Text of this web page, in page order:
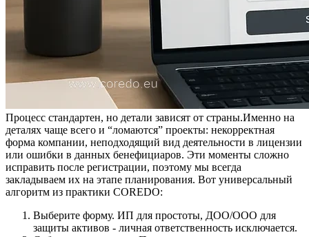
Процесс стандартен, но детали зависят от страны.Именно на
деталях чаще всего и “ломаются” проекты: некорректная
форма компании, неподходящий вид деятельности в лицензии
или ошибки в данных бенефициаров. Эти моменты сложно
исправить после регистрации, поэтому мы всегда
закладываем их на этапе планирования. Вот универсальный
алгоритм из практики COREDO:
Выберите форму. ИП для простоты, ДОО/ООО для
защиты активов - личная ответственность исключается.